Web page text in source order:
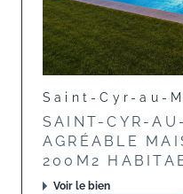
Saint-Cyr-au-
SAINT-CYR-
AGRÉABLE
200M2
Voir le bien